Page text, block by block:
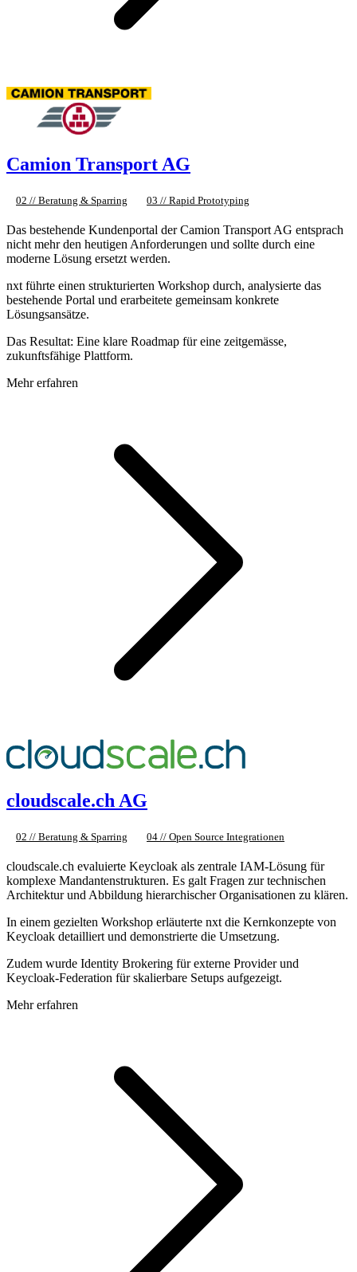
Camion Transport AG
02 // Beratung & Sparring 03 // Rapid Prototyping
Das bestehende Kundenportal der Camion Transport AG entsprach
nicht mehr den heutigen Anforderungen und sollte durch eine
moderne Lösung ersetzt werden.
nxt führte einen strukturierten Workshop durch, analysierte das
bestehende Portal und erarbeitete gemeinsam konkrete
Lösungsansätze.
Das Resultat: Eine klare Roadmap für eine zeitgemässe,
zukunftsfähige Plattform.
Mehr erfahren
cloudscale.ch AG
02 // Beratung & Sparring 04 // Open Source Integrationen
cloudscale.ch evaluierte Keycloak als zentrale IAM-Lösung für
komplexe Mandantenstrukturen. Es galt Fragen zur technischen
Architektur und Abbildung hierarchischer Organisationen zu klären.
In einem gezielten Workshop erläuterte nxt die Kernkonzepte von
Keycloak detailliert und demonstrierte die Umsetzung.
Zudem wurde Identity Brokering für externe Provider und
Keycloak-Federation für skalierbare Setups aufgezeigt.
Mehr erfahren